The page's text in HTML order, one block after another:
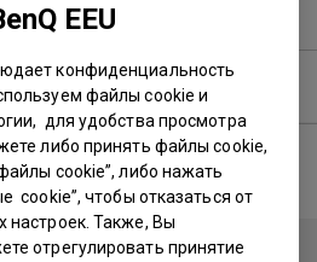
EEU
конфиденциальность
файлы cookie и
для удобства просмотра
либо принять файлы cookie,
cookie”, либо нажать
cookie”, чтобы отказаться от
настроек. Также, Вы
отрегулировать принятие
information